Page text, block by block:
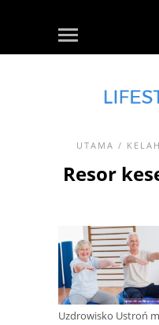
UTAMA /
Resor
Uzdrowisko Ustroń